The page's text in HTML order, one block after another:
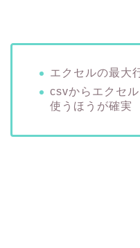
エクセルの最大
csvからエクセ
使うほうが確実